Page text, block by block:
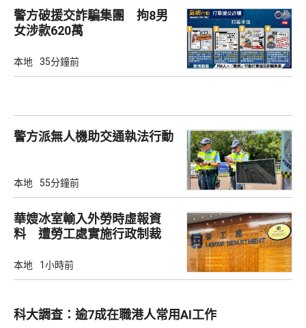
警方破援交詐騙集團 拘8男
女涉款620萬
本地 35分鐘前
警方派無人機助交通執法行動
本地 55分鐘前
華嫂冰室輸入外勞時虛報資
料 遭勞工處實施行政制裁
本地 1小時前
科大調查：逾7成在職港人常用AI工作